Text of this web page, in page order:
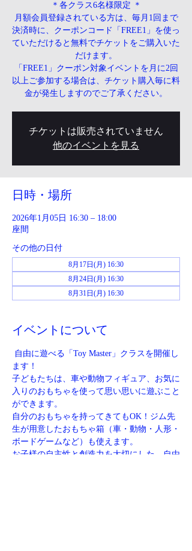
＊各クラス6名様限定 ＊
月額会員登録されている方は、毎月1回まで
決済時に、クーポンコード「FREE1」を使っ
ていただけると無料でチケットをご購入いた
だけます。
「FREE1」クーポン対象イベントを月に2回
以上ご参加する場合は、チケット購入毎に料
金が発生しますのでご了承ください。
チケットは販売されていません
他のイベントを見る
日時・場所
2026年1月05日 16:30 – 18:00
座間
その他の日付
8月17日(月) 16:30
8月24日(月) 16:30
8月31日(月) 16:30
イベントについて
自由に遊べる「Toy Master」クラスを開催し
ます！
子どもたちは、車や動物フィギュア、お気に
入りのおもちゃを使って思い思いに遊ぶこと
ができます。
自分のおもちゃを持ってきてもOK！ジム先
生が用意したおもちゃ箱（車・動物・人形・
ボードゲームなど）も使えます。
お子様の自主性と創造力を大切にした、自由